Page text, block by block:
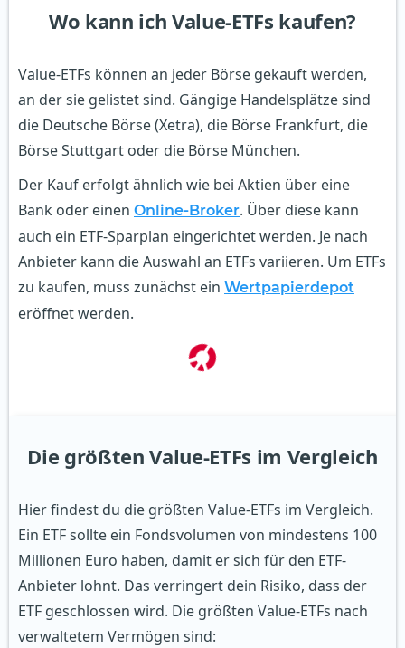
Wo kann ich Value-ETFs kaufen?
Value-ETFs können an jeder Börse gekauft werden,
an der sie gelistet sind. Gängige Handelsplätze sind
die Deutsche Börse (Xetra), die Börse Frankfurt, die
Börse Stuttgart oder die Börse München.
Der Kauf erfolgt ähnlich wie bei Aktien über eine
Bank oder einen Online-Broker. Über diese kann
auch ein ETF-Sparplan eingerichtet werden. Je nach
Anbieter kann die Auswahl an ETFs variieren. Um ETFs
zu kaufen, muss zunächst ein Wertpapierdepot
eröffnet werden.
Die größten Value-ETFs im Vergleich
Hier findest du die größten Value-ETFs im Vergleich.
Ein ETF sollte ein Fondsvolumen von mindestens 100
Millionen Euro haben, damit er sich für den ETF-
Anbieter lohnt. Das verringert dein Risiko, dass der
ETF geschlossen wird. Die größten Value-ETFs nach
verwaltetem Vermögen sind: